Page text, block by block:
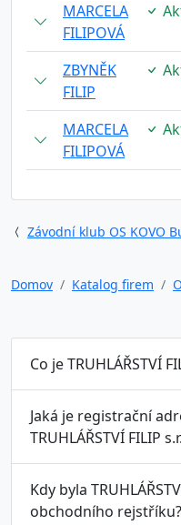
MARCELA
FILIPOVÁ
ZBYNĚK
FILIP
MARCELA
FILIPOVÁ
Závodní klub OS KOVO
Domov
Katalog firem
Co je TRUHLÁŘSTVÍ
Jaká je registrační
TRUHLÁŘSTVÍ FILIP
Kdy byla
obchodního rejstříku?